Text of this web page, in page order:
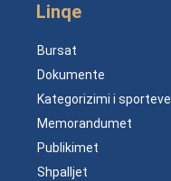
Linqe
Bursat
Dokumente
Kategorizimi i sporteve
Memorandumet
Publikimet
Shpalljet